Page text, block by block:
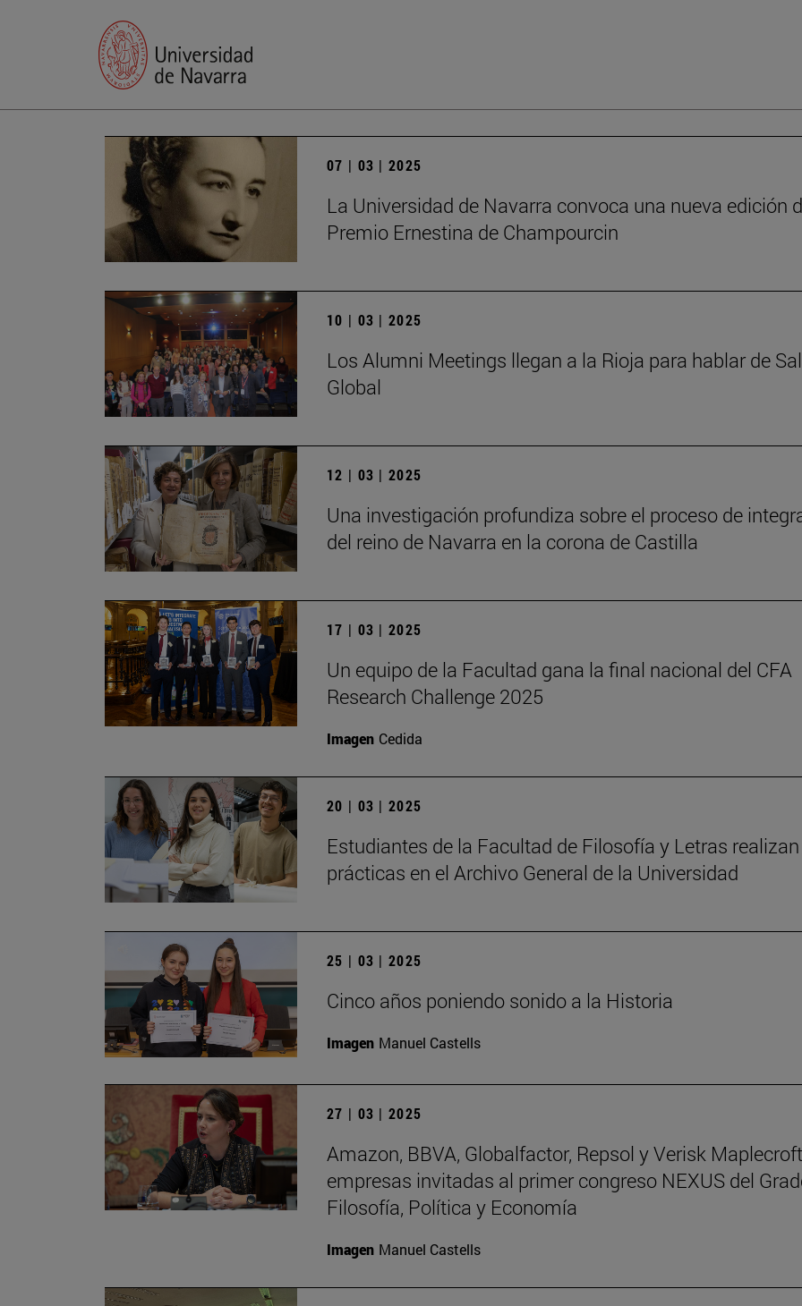
07 | 03 | 2025
La Universidad de Navarra convoca una nueva edición
Premio Ernestina de Champourcin
10 | 03 | 2025
Los Alumni Meetings llegan a la Rioja para hablar de
Global
12 | 03 | 2025
Una investigación profundiza sobre el proceso de
del reino de Navarra en la corona de Castilla
17 | 03 | 2025
Un equipo de la Facultad gana la final nacional del CFA
Research Challenge 2025
Imagen Cedida
20 | 03 | 2025
Estudiantes de la Facultad de Filosofía y Letras realizan
prácticas en el Archivo General de la Universidad
25 | 03 | 2025
Cinco años poniendo sonido a la Historia
Imagen Manuel Castells
27 | 03 | 2025
Amazon, BBVA, Globalfactor, Repsol y Verisk
empresas invitadas al primer congreso NEXUS del
Filosofía, Política y Economía
Imagen Manuel Castells